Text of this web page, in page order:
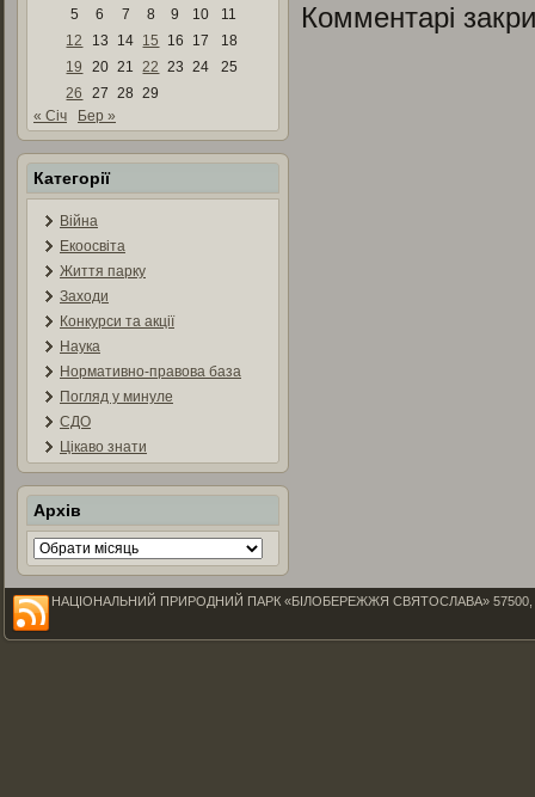
5
6 7 8 9 10
11
12
13 14 15 16 17
18
19
20 21 22 23 24
25
26
27 28
29
« Січ
Бер »
Категорії
Війна
Екоосвіта
Життя парку
Заходи
Конкурси та акції
Наука
Нормативно-правова база
Погляд у минуле
СДО
Цікаво знати
Архів
Архів
Комментарі
НАЦІОНАЛЬНИЙ ПРИРОДНИЙ ПАРК «БІЛОБЕРЕЖЖЯ СВЯТОСЛАВА» 57500,